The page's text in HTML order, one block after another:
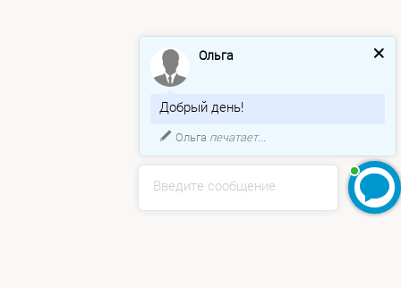
Введите сообщение
Ольга
Добрый день!
Ольга печатает...